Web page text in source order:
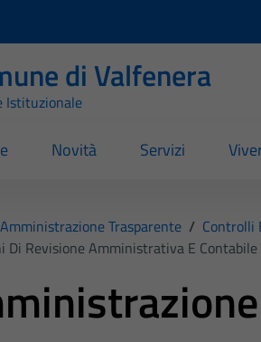
di Valfenera
Istituzionale
Novità Servizi
Amministrazione Trasparente / Controlli
Di Revisione Amministrativa E Contabile